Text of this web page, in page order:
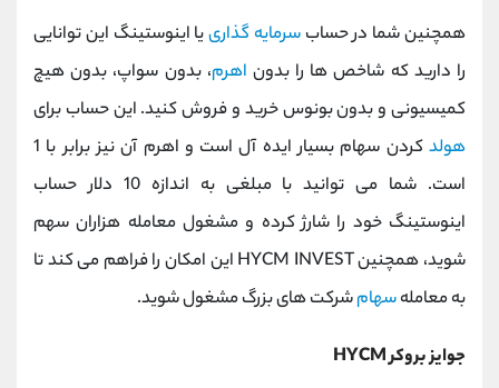
همچنین شما در حسابسرمایه گذارییا اینوستینگ این توانایی
را دارید که شاخص ها را بدون اهرم، بدون سواپ، بدون هیچ
کمیسیونی و بدون بونوس خرید و فروش کنید. این حساب برای
هولد
کردن سهام بسیار ایده آل است و اهرم آن نیز برابر با 1
است. شما می توانید با مبلغی به اندازه 10 دلار حساب
اینوستینگ خود را شارژ کرده و مشغول معامله هزاران سهم
شوید، همچنینHYCM INVEST این امکان را فراهم می ‌کند تا
به معاملهسهامشرکت ‌های بزرگ مشغول شوید.
جوایز بروکرHYCM